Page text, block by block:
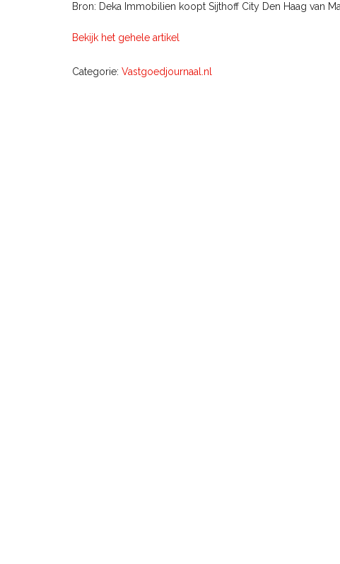
Bron: Deka Immobilien koopt Sijthoff City Den Haag van
Bekijk het gehele artikel
Categorie: Vastgoedjournaal.nl